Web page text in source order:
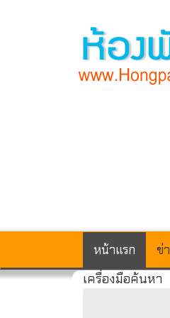
หน้าแรก ข่
เครื่องมือค้นหา